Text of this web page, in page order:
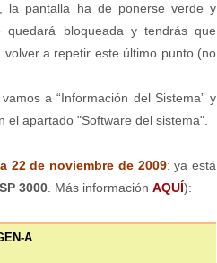
la pantalla ha de ponerse verde y
bloqueada y tendrás que
a repetir este último punto (no
a “Información del Sistema” y
el apartado "Software del sistema".
22 de noviembre de 2009: ya está
3000 . Más información AQUÍ):
A